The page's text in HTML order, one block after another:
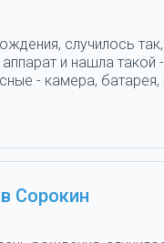
случилось
и нашла такой
- камера, батарея,
Сорокин